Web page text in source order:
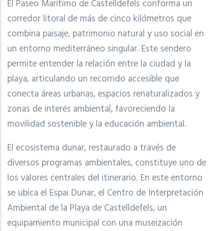
El Paseo Marítimo de Castelldefels conforma un
corredor litoral de más de cinco kilómetros que
combina paisaje, patrimonio natural y uso social en
un entorno mediterráneo singular. Este sendero
permite entender la relación entre la ciudad y la
playa, articulando un recorrido accesible que
conecta áreas urbanas, espacios renaturalizados y
zonas de interés ambiental, favoreciendo la
movilidad sostenible y la educación ambiental.
El ecosistema dunar, restaurado a través de
diversos programas ambientales, constituye uno de
los valores centrales del itinerario. En este entorno
se ubica el Espai Dunar, el Centro de Interpretación
Ambiental de la Playa de Castelldefels, un
equipamiento municipal con una museización